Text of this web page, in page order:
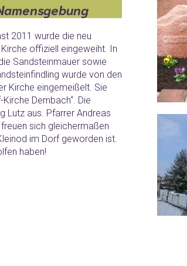
2011 wurde die neu
offiziell eingeweiht. In
Sandsteinmauer sowie
wurde von den
Kirche eingemeißelt. Sie
Dernbach“. Die
Lutz aus. Pfarrer Andreas
sich gleichermaßen
im Dorf geworden ist.
haben!